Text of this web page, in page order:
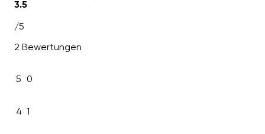
3.5
/5
2 Bewertungen
5 0
4 1